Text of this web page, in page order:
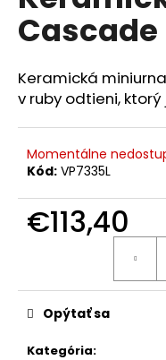
0,0
z
hviezdičiek.
Keramická
v ruby odtieni, ktorý
Momentálne
Kód: VP7335L
€113,40
Kategória:
Opýtať sa
á
j
s
ť
O
d
p
o